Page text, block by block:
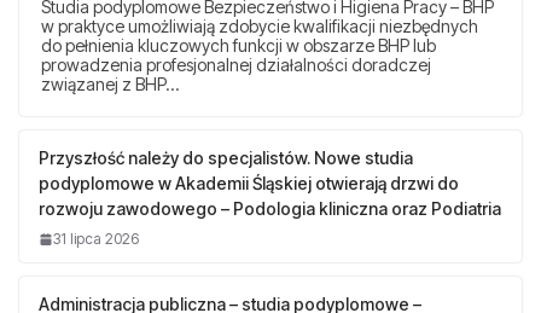
Studia podyplomowe Bezpieczeństwo i Higiena Pracy – BHP
w praktyce umożliwiają zdobycie kwalifikacji niezbędnych
do pełnienia kluczowych funkcji w obszarze BHP lub
prowadzenia profesjonalnej działalności doradczej
związanej z BHP…
Przyszłość należy do specjalistów. Nowe studia
podyplomowe w Akademii Śląskiej otwierają drzwi do
rozwoju zawodowego – Podologia kliniczna oraz Podiatria
31 lipca 2026
Administracja publiczna – studia podyplomowe –